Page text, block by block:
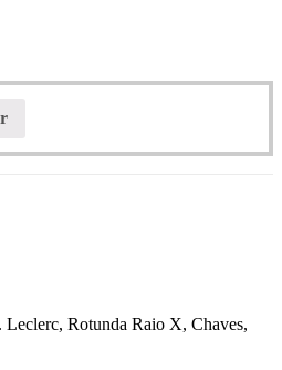
Rotunda Raio X, Chaves,